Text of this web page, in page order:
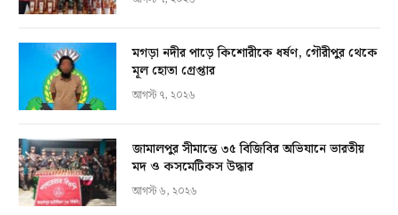
মগড়া নদীর পাড়ে কিশোরীকে ধর্ষণ, গৌরীপুর থেকে
মূল হোতা গ্রেপ্তার
আগস্ট ৭, ২০২৬
জামালপুর সীমান্তে ৩৫ বিজিবির অভিযানে ভারতীয়
মদ ও কসমেটিকস উদ্ধার
আগস্ট ৬, ২০২৬